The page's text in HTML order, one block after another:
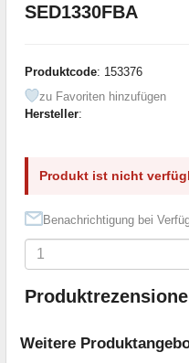
SED1330FBA
Produktcode: 153376
zu Favoriten hinzufügen
Hersteller:
Produkt ist nicht
Benachrichtigung bei
Weitere